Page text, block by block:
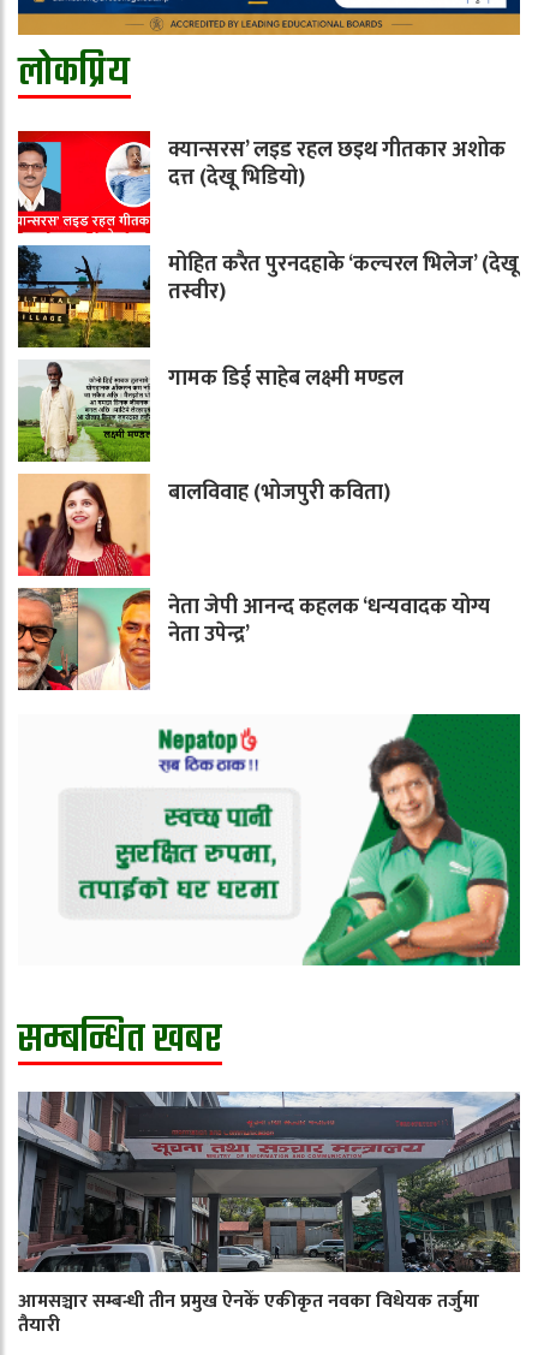
लोकप्रिय
क्यान्सरस’ लइड रहल छइथ गीतकार अशोक
दत्त (देखू भिडियो)
मोहित करैत पुरनदहाके ‘कल्चरल भिलेज’ (देखू
तस्वीर)
गामक डिई साहेब लक्ष्मी मण्डल
बालविवाह (भोजपुरी कविता)
नेता जेपी आनन्द कहलक ‘धन्यवादक योग्य
नेता उपेन्द्र’
सम्बन्धित खबर
आमसञ्चार सम्बन्धी तीन प्रमुख ऐनकेँ एकीकृत नवका विधेयक तर्जुमा
तैयारी